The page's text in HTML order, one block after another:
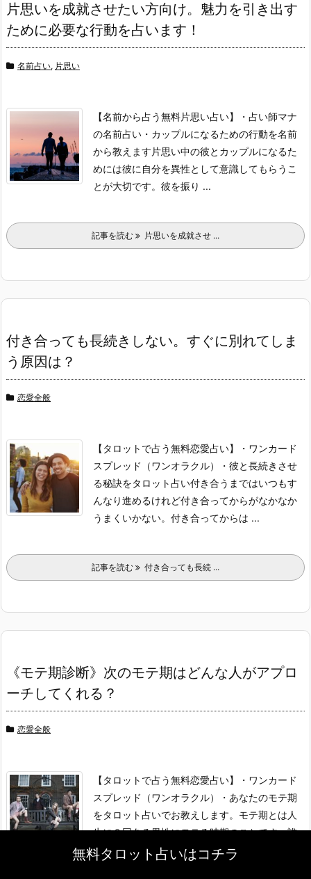
片思いを成就させたい方向け。魅力を引き出す
ために必要な行動を占います！
名前占い, 片思い
【名前から占う無料片思い占い】
・占い師マナ
の名前占い ・カップルになるための行動を名前
から教えます片思い中の彼とカップルになるた
めには彼に自分を異性として意識してもらうこ
とが大切です。 彼を振り ...
記事を読む 片思いを成就させ ...
付き合っても長続きしない。すぐに別れてしま
う原因は？
恋愛全般
【タロットで占う無料恋愛占い】
・ワンカード
スプレッド（ワンオラクル）
・彼と長続きさせ
る秘訣をタロット占い付き合うまではいつもす
んなり進めるけれど付き合ってからがなかなか
うまくいかない。付き合ってからは ...
記事を読む 付き合っても長続 ...
《モテ期診断》次のモテ期はどんな人がアプロ
ーチしてくれる？
恋愛全般
【タロットで占う無料恋愛占い】
・ワンカード
スプレッド（ワンオラクル）
・あなたのモテ期
をタロット占いでお教えします。 モテ期とは人
生に３回ある異性にモテる時期のことです。誰
もが一度は耳にしたことがあるので ...
無料タロット占いはコチラ